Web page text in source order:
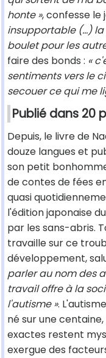
honte », confesse le
insupportable (...)
boulet pour les
faire des bonds : «
sentiments vers le
secouer ce qui me
Publié dans 20
Depuis, le livre de
douze langues et
son petit
de contes de fées
quasi
l'édition japonaise
par les sans-abris.
travaille sur ce
développement,
parler au nom des
travail offre à la
l'autisme ».
né sur une
exactes restent
exergue des